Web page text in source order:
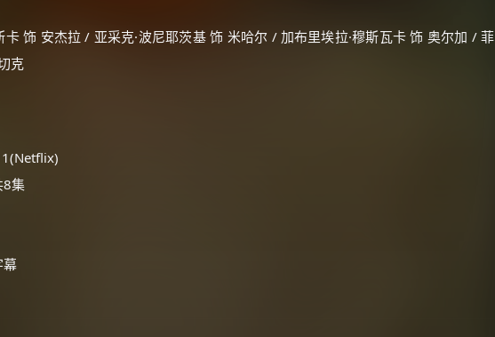
卡 饰 安杰拉 / 亚采克·波尼耶茨基 饰 米哈尔 / 加布里埃拉·穆斯瓦卡 饰 奥尔加 / 菲
克
8集
幕